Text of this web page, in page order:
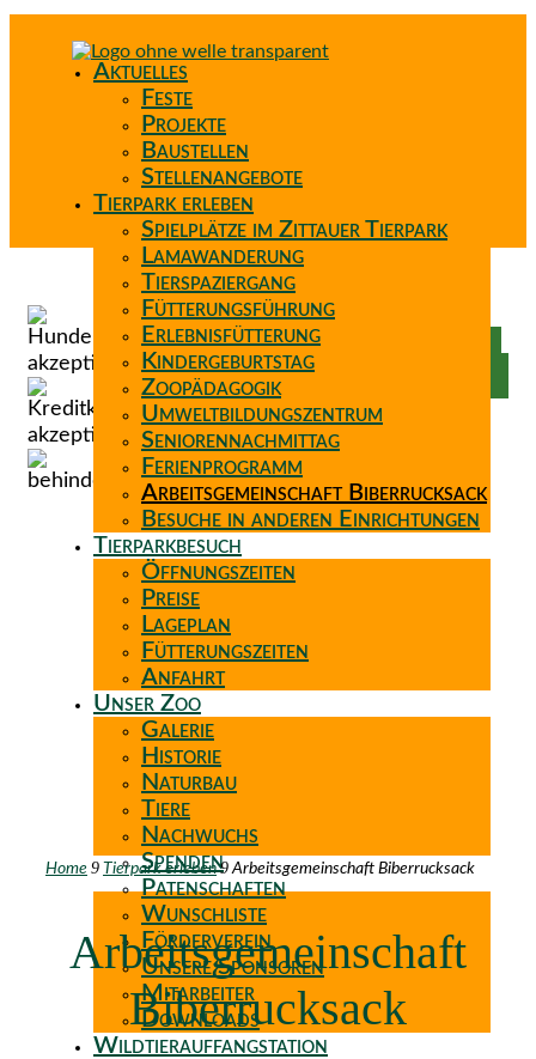
Aktuelles
Feste
Projekte
Baustellen
Stellenangebote
Tierpark erleben
Spielplätze im Zittauer Tierpark
Lamawanderung
Tierspaziergang
Fütterungsführung
Erlebnisfütterung
Kindergeburtstag
Zoopädagogik
Umweltbildungszentrum
Seniorennachmittag
Ferienprogramm
Arbeitsgemeinschaft Biberrucksack
Besuche in anderen Einrichtungen
Tierparkbesuch
Öffnungszeiten
Preise
Lageplan
Fütterungszeiten
Anfahrt
Unser Zoo
Galerie
Historie
Naturbau
Tiere
Nachwuchs
Spenden
Patenschaften
Wunschliste
Förderverein
Unsere Sponsoren
Mitarbeiter
Downloads
Wildtierauffangstation
Home 9 Tierpark erleben 9 Arbeitsgemeinschaft Biberrucksack
Arbeitsgemeinschaft
Biberrucksack